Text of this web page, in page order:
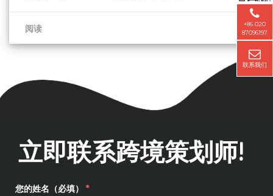
阅读
立即联系跨境策划师!
您的姓名（必填） *
+86 020
87096197
联系我们